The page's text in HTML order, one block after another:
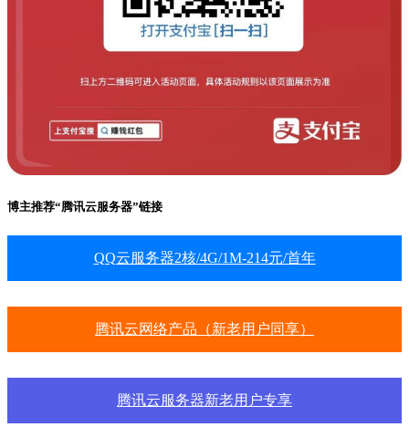
博主推荐“腾讯云服务器”链接
QQ云服务器2核/4G/1M-214元/首年
腾讯云网络产品（新老用户同享）
腾讯云服务器新老用户专享